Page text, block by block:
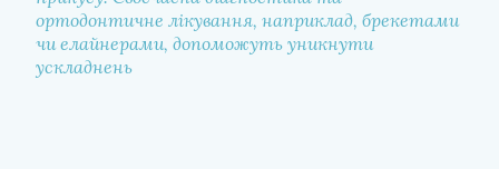
м. Корсунь Шевченківський
Пров. Олександра Лана, 1
м. Городище
ортодонтичне лікування, наприклад, брекетами
чи елайнерами, допоможуть уникнути
ускладнень